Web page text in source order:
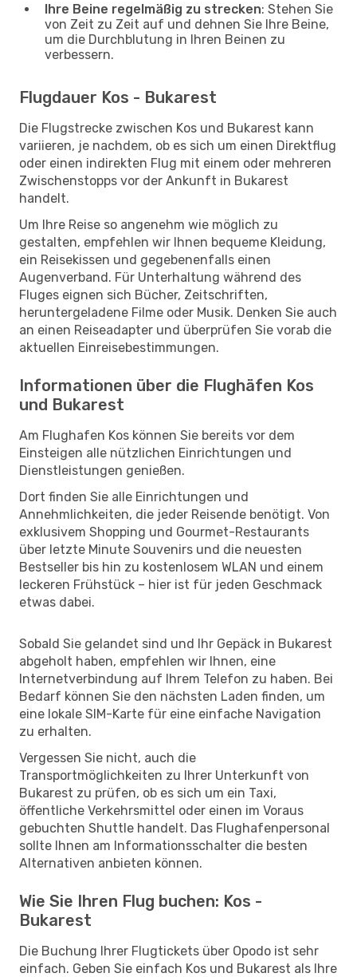
Ihre Beine regelmäßig zu strecken: Stehen Sie
von Zeit zu Zeit auf und dehnen Sie Ihre Beine,
um die Durchblutung in Ihren Beinen zu
verbessern.
Flugdauer Kos - Bukarest
Die Flugstrecke zwischen Kos und Bukarest kann
variieren, je nachdem, ob es sich um einen Direktflug
oder einen indirekten Flug mit einem oder mehreren
Zwischenstopps vor der Ankunft in Bukarest
handelt.
Um Ihre Reise so angenehm wie möglich zu
gestalten, empfehlen wir Ihnen bequeme Kleidung,
ein Reisekissen und gegebenenfalls einen
Augenverband. Für Unterhaltung während des
Fluges eignen sich Bücher, Zeitschriften,
heruntergeladene Filme oder Musik. Denken Sie auch
an einen Reiseadapter und überprüfen Sie vorab die
aktuellen Einreisebestimmungen.
Informationen über die Flughäfen Kos
und Bukarest
Am Flughafen Kos können Sie bereits vor dem
Einsteigen alle nützlichen Einrichtungen und
Dienstleistungen genießen.
Dort finden Sie alle Einrichtungen und
Annehmlichkeiten, die jeder Reisende benötigt. Von
exklusivem Shopping und Gourmet-Restaurants
über letzte Minute Souvenirs und die neuesten
Bestseller bis hin zu kostenlosem WLAN und einem
leckeren Frühstück – hier ist für jeden Geschmack
etwas dabei.
Sobald Sie gelandet sind und Ihr Gepäck in Bukarest
abgeholt haben, empfehlen wir Ihnen, eine
Internetverbindung auf Ihrem Telefon zu haben. Bei
Bedarf können Sie den nächsten Laden finden, um
eine lokale SIM-Karte für eine einfache Navigation
zu erhalten.
Vergessen Sie nicht, auch die
Transportmöglichkeiten zu Ihrer Unterkunft von
Bukarest zu prüfen, ob es sich um ein Taxi,
öffentliche Verkehrsmittel oder einen im Voraus
gebuchten Shuttle handelt. Das Flughafenpersonal
sollte Ihnen am Informationsschalter die besten
Alternativen anbieten können.
Wie Sie Ihren Flug buchen: Kos -
Bukarest
Die Buchung Ihrer Flugtickets über Opodo ist sehr
einfach. Geben Sie einfach Kos und Bukarest als Ihre